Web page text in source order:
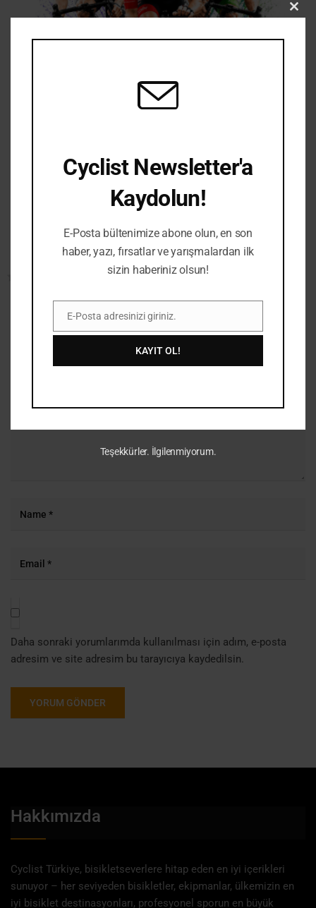
Ağustos 3, 2026
Bir yanıt yazın
E-posta adresiniz yayınlanmayacak.
Daha sonraki yorumlarımda kullanılması için adım, e-posta
adresim ve site adresim bu tarayıcıya kaydedilsin.
Hakkımızda
Cyclist Türkiye, bisikletseverlere hitap eden en iyi içerikleri
sunuyor – her seviyeden bisikletler, ekipmanlar, ülkemizin en
iyi bisiklet destinasyonları, profesyonel sporun en büyük
Cyclist Newsletter'a
Kaydolun!
E-Posta bültenimize abone olun, en son
haber, yazı, fırsatlar ve yarışmalardan ilk
sizin haberiniz olsun!
E-Posta adresinizi giriniz.
KAYIT OL!
Teşekkürler. İlgilenmiyorum.